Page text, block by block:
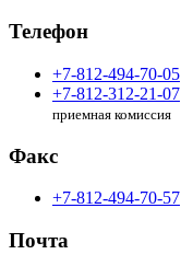
Телефон
+7-812-494-70-05
+7-812-312-21-07
приемная комиссия
Факс
+7-812-494-70-57
Почта